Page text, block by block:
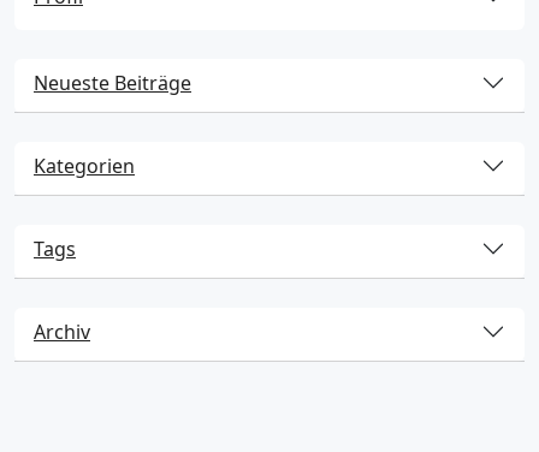
Neueste Beiträge
Kategorien
Tags
Archiv